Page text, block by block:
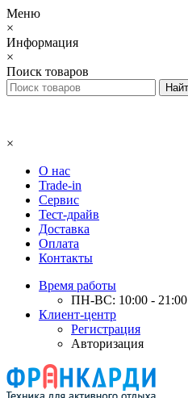
Меню
×
Информация
×
Поиск товаров
×
О нас
Trade-in
Сервис
Тест-драйв
Доставка
Оплата
Контакты
Время работы
ПН-ВС: 10:00 - 21:00
Клиент-центр
Регистрация
Авторизация